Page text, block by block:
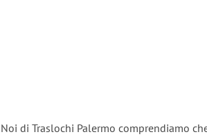
Noi di Traslochi Palermo comprendiamo